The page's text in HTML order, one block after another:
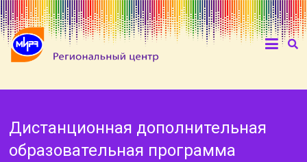
Дистанционная дополнительная
образовательная программа